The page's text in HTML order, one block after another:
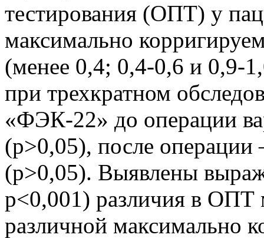
тестирования (ОПТ) у
максимально
(менее 0,4; 0,4-0,6 и 0,9-
при трехкратном
«ФЭК-22» до операции
(р>0,05), после
(р>0,05). Выявлены
р<0,001) различия в ОПТ
различной максимально